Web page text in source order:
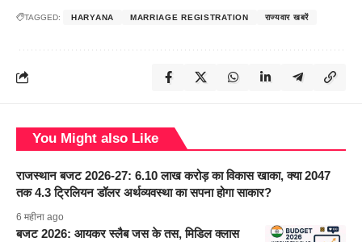
TAGGED: HARYANA MARRIAGE REGISTRATION राज्यवार खबरें
You Might also Like
राजस्थान बजट 2026-27: 6.10 लाख करोड़ का विकास खाका, क्या 2047
तक 4.3 ट्रिलियन डॉलर अर्थव्यवस्था का सपना होगा साकार?
6 महीना ago
बजट 2026: आयकर स्लैब जस के तस, मिडिल क्लास